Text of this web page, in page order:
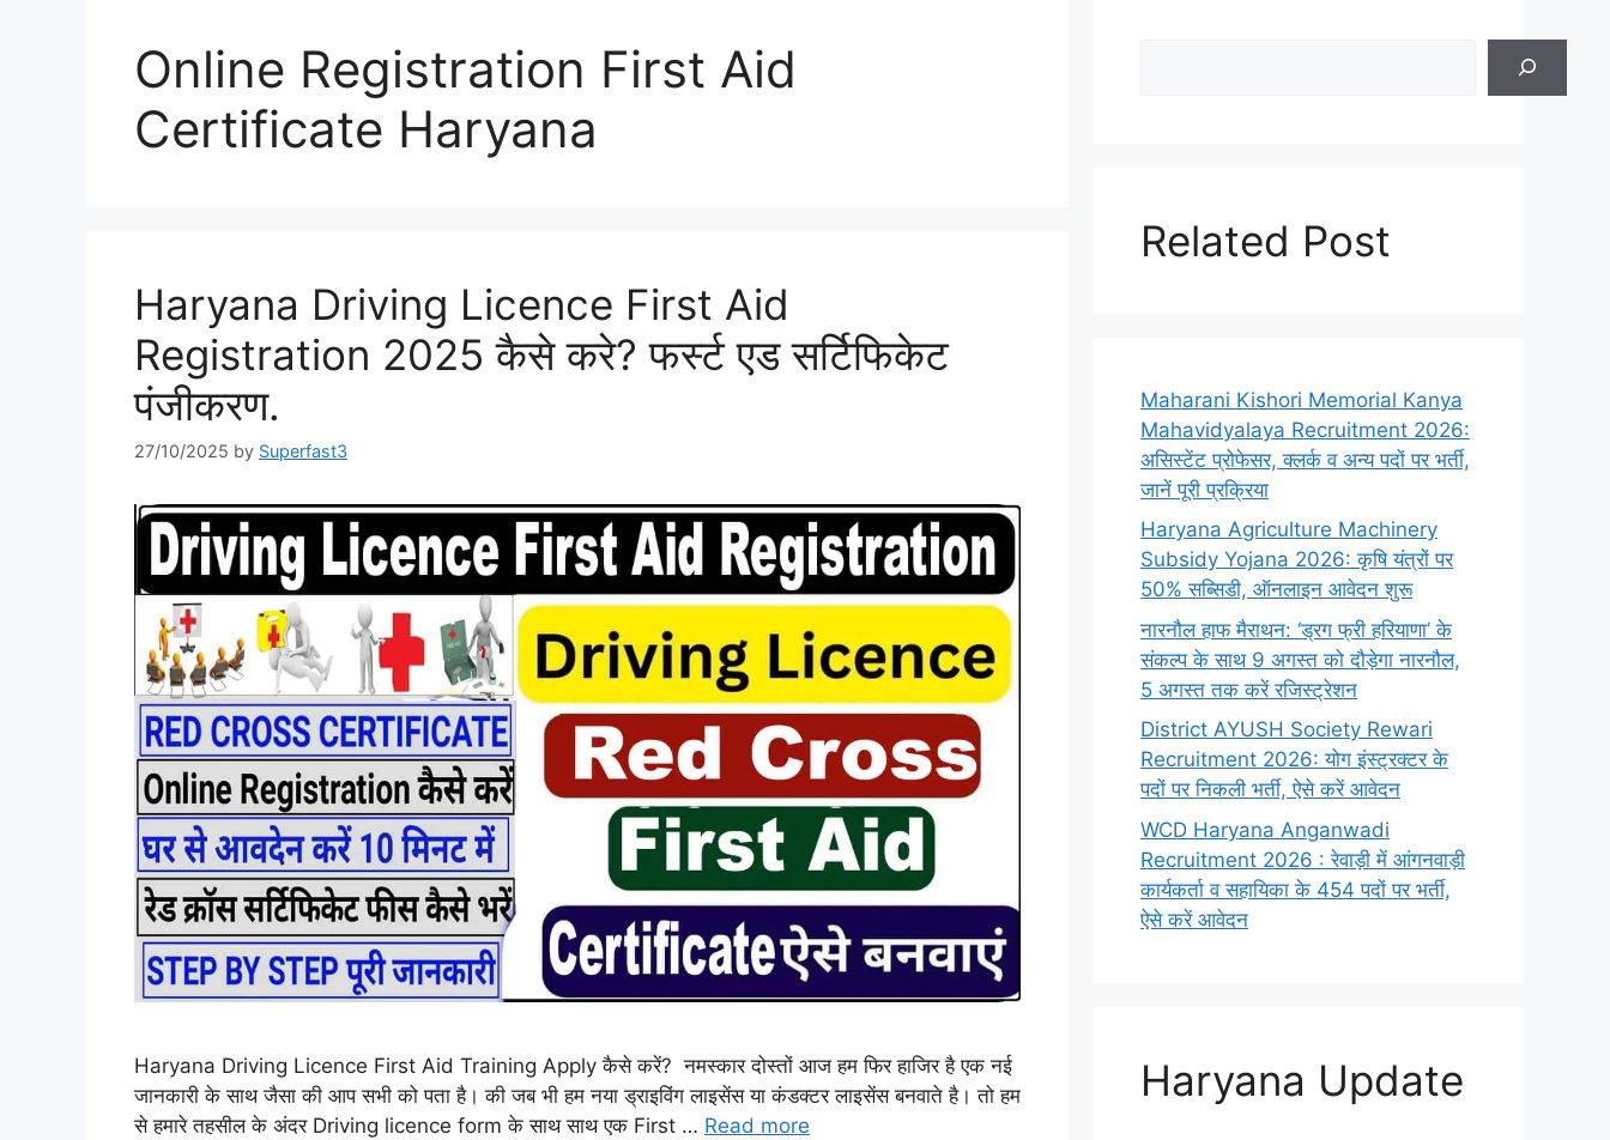
Online Registration First Aid
Certificate Haryana
Haryana Driving Licence First Aid
Registration 2025 कैसे करे? फर्स्ट एड सर्टिफिकेट
पंजीकरण.
27/10/2025 by Superfast3
Haryana Driving Licence First Aid Training Apply कैसे करें? नमस्कार दोस्तों आज हम फिर हाजिर है एक नई
जानकारी के साथ जैसा की आप सभी को पता है। की जब भी हम नया ड्राइविंग लाइसेंस या कंडक्टर लाइसेंस बनवाते है। तो हम
से हमारे तहसील के अंदर Driving licence form के साथ साथ एक First … Read more
Related Post
Maharani Kishori Memorial Kanya
Mahavidyalaya Recruitment 2026:
असिस्टेंट प्रोफेसर, क्लर्क व अन्य पदों पर भर्ती,
जानें पूरी प्रक्रिया
Haryana Agriculture Machinery
Subsidy Yojana 2026: कृषि यंत्रों पर
50% सब्सिडी, ऑनलाइन आवेदन शुरू
नारनौल हाफ मैराथन: ‘ड्रग फ्री हरियाणा’ के
संकल्प के साथ 9 अगस्त को दौड़ेगा नारनौल,
5 अगस्त तक करें रजिस्ट्रेशन
District AYUSH Society Rewari
Recruitment 2026: योग इंस्ट्रक्टर के
पदों पर निकली भर्ती, ऐसे करें आवेदन
WCD Haryana Anganwadi
Recruitment 2026 : रेवाड़ी में आंगनवाड़ी
कार्यकर्ता व सहायिका के 454 पदों पर भर्ती,
ऐसे करें आवेदन
Haryana Update